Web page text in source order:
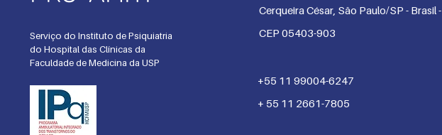
Serviço do Instituto de Psiquiatria
do Hospital das Clínicas da
Faculdade de Medicina da USP
Cerqueira César, São Paulo/SP - Brasil -
CEP 05403-903
+55 11 99004-6247
+ 55 11 2661-7805